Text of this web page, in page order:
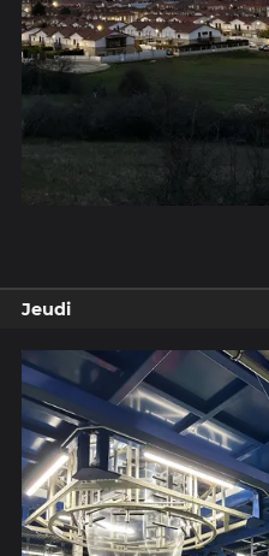
Jeudi